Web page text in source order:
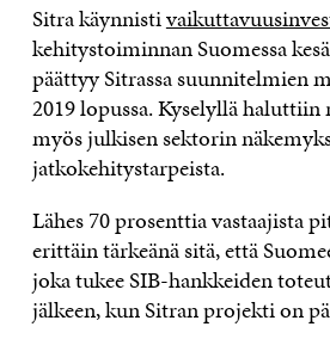
Sitra käynnisti
kehitystoiminnan Suomessa
päättyy Sitrassa suunnitelmien
2019 lopussa. Kyselyllä
myös julkisen sektorin
jatkokehitystarpeista.
Lähes 70 prosenttia vastaajista
erittäin tärkeänä sitä, että
joka tukee SIB-hankkeiden
jälkeen, kun Sitran projekti on